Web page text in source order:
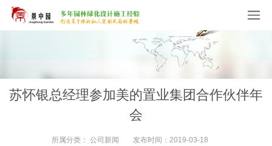
苏怀银总经理参加美的置业集团合作伙伴年
会
所属分类： 公司新闻 发布时间： 2019-03-18